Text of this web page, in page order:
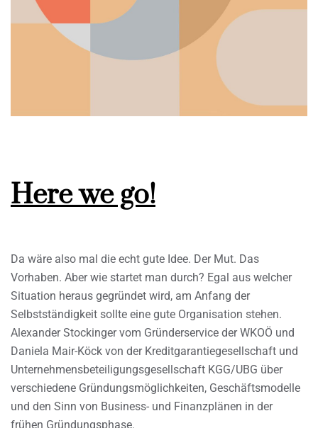
Here we go!
Da wäre also mal die echt gute Idee. Der Mut. Das
Vorhaben. Aber wie startet man durch? Egal aus welcher
Situation heraus gegründet wird, am Anfang der
Selbstständigkeit sollte eine gute Organisation stehen.
Alexander Stockinger vom Gründerservice der WKOÖ und
Daniela Mair-Köck von der Kreditgarantiegesellschaft und
Unternehmensbeteiligungsgesellschaft KGG/UBG über
verschiedene Gründungsmöglichkeiten, Geschäftsmodelle
und den Sinn von Business- und Finanzplänen in der
frühen Gründungsphase.